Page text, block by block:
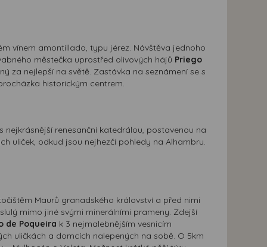
vínem amontillado, typu jérez. Návštěva jednoho
městečka uprostřed olivových hájů Priego
za nejlepší na světě. Zastávka na seznámení se s
historickým centrem.
nejkrásnější renesanční katedrálou, postavenou na
uliček, odkud jsou nejhezčí pohledy na Alhambru.
Maurů granadského království a před nimi
mimo jiné svými minerálními prameny. Zdejší
de Poqueira k 3 nejmalebnějším vesnicím
uličkách a domcích nalepených na sobě. O 5km